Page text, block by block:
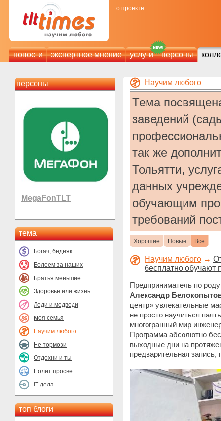
о проекте
новости экспертное мнение услуги персоны
персоны
MegaFonTLT
тема
Богач, бедняк
Болеем за наших
Братья меньшие
Здоровье или жизнь
Леди и медведи
Моя семья
Научим любого
Не тормози
Отдохни и ты
Полит просвет
IT-дела
топ блоги
Научим любого
Тема
заведений
так же
Тольятти,
данных
обучающим
требований
Хорошие Новые Все
Научим любого →
бесплатно обучают
Предприниматель по
Александр
центр» увлекательные
не просто научиться
многогранный мир
Программа абсолютно
выходные дни на
предварительная запись,